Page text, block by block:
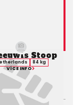
MMA
3:00,Rozhodčí:
Stoop
84 kg
VÍCE INFO